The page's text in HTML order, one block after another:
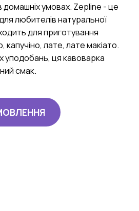
домашніх умовах. Zepline - це
любителів натуральної
для приготування
лате, лате макіато.
уподобань, ця кавоварка
смак.